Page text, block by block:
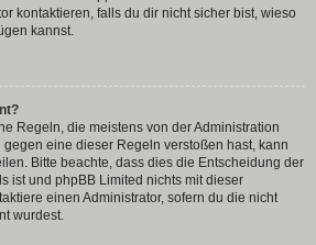
kontaktieren, falls du dir nicht sicher bist, wieso
kannst.
Regeln, die meistens von der Administration
eine dieser Regeln verstoßen hast, kann
Bitte beachte, dass dies die Entscheidung der
ist und phpBB Limited nichts mit dieser
einen Administrator, sofern du die nicht
wurdest.